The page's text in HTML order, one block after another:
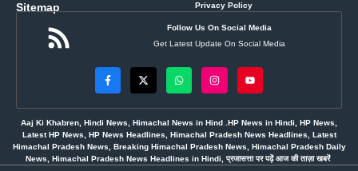
Sitemap Privacy Policy
Follow Us On Social Media
Get Latest Update On Social Media
Aaj Ki Khabren, Hindi News, Himachal News in Hind .HP News in Hindi, HP News,
Latest HP News, HP News Headlines, Himachal Pradesh News Headlines, Latest
Himachal Pradesh News, Breaking Himachal Pradesh News, Himachal Pradesh Daily
News, Himachal Pradesh News Headlines in Hindi, प्रजासत्ता पर पढ़ें आज की ताज़ा खबरें